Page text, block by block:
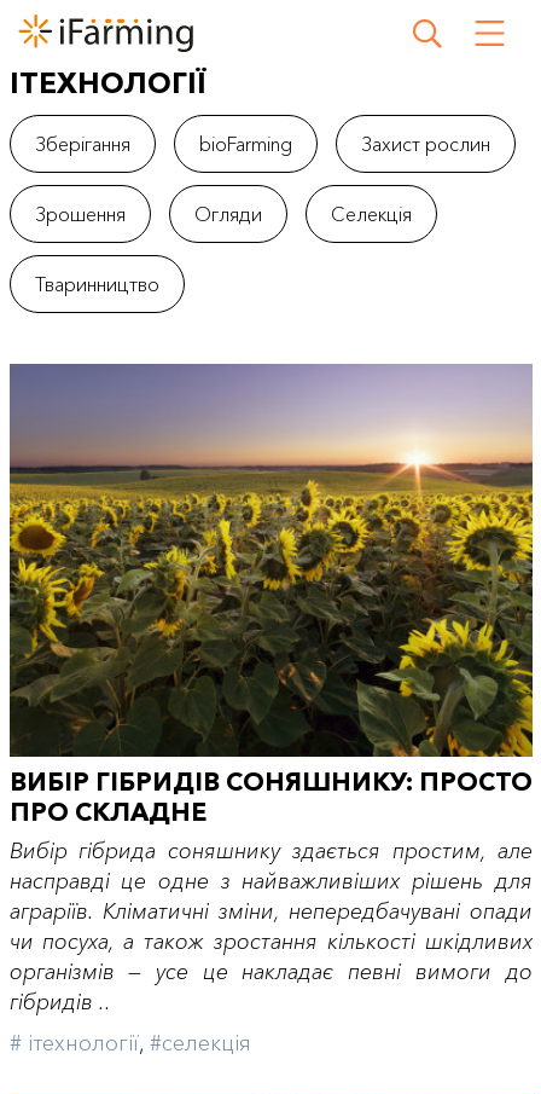
IТЕХНОЛОГІЇ
Зберігання bioFarming Захист рослин
Зрошення Огляди Селекція
Тваринництво
ВИБІР ГІБРИДІВ СОНЯШНИКУ: ПРОСТО
ПРО СКЛАДНЕ
Вибір гібрида соняшнику здається простим, але
насправді це одне з найважливіших рішень для
аграріїв. Кліматичні зміни, непередбачувані опади
чи посуха, а також зростання кількості шкідливих
організмів — усе це накладає певні вимоги до
гібридів ..
# iтехнології, #селекція